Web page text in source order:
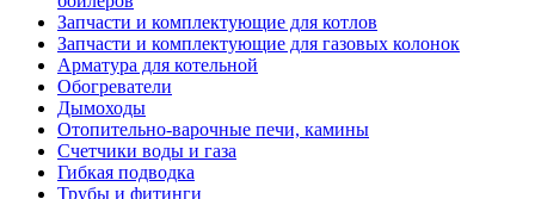
Запчасти и комплектующие для котлов
Запчасти и комплектующие для газовых колонок
Арматура для котельной
Обогреватели
Дымоходы
Отопительно-варочные печи, камины
Счетчики воды и газа
Гибкая подводка
Трубы и фитинги